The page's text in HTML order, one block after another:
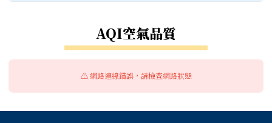
AQI空氣品質
⚠️ 網路連線錯誤，請檢查網路狀態